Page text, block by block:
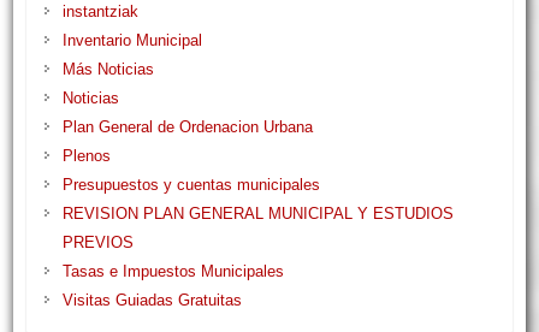
instantziak
Inventario Municipal
Más Noticias
Noticias
Plan General de Ordenacion Urbana
Plenos
Presupuestos y cuentas municipales
REVISION PLAN GENERAL MUNICIPAL Y ESTUDIOS
PREVIOS
Tasas e Impuestos Municipales
Visitas Guiadas Gratuitas